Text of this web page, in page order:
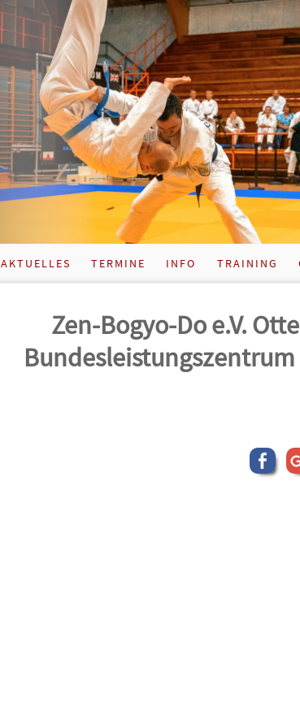
AKTUELLES TERMINE INFO TRAINING
Zen-Bogyo-Do e.V.